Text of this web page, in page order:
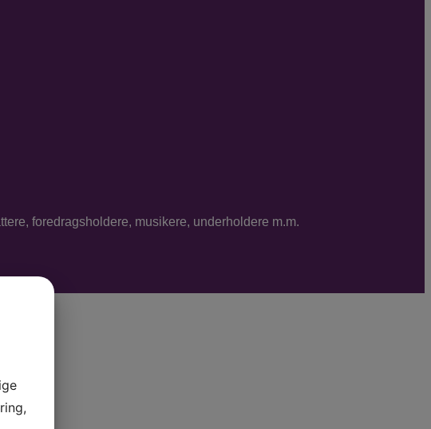
foredragsholdere, musikere, underholdere m.m.